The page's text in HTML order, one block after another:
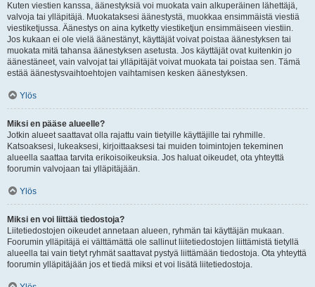
Kuten viestien kanssa, äänestyksiä voi muokata vain alkuperäinen lähettäjä,
valvoja tai ylläpitäjä. Muokataksesi äänestystä, muokkaa ensimmäistä viestiä
viestiketjussa. Äänestys on aina kytketty viestiketjun ensimmäiseen viestiin.
Jos kukaan ei ole vielä äänestänyt, käyttäjät voivat poistaa äänestyksen tai
muokata mitä tahansa äänestyksen asetusta. Jos käyttäjät ovat kuitenkin jo
äänestäneet, vain valvojat tai ylläpitäjät voivat muokata tai poistaa sen. Tämä
estää äänestysvaihtoehtojen vaihtamisen kesken äänestyksen.
Ylös
Miksi en pääse alueelle?
Jotkin alueet saattavat olla rajattu vain tietyille käyttäjille tai ryhmille.
Katsoaksesi, lukeaksesi, kirjoittaaksesi tai muiden toimintojen tekeminen
alueella saattaa tarvita erikoisoikeuksia. Jos haluat oikeudet, ota yhteyttä
foorumin valvojaan tai ylläpitäjään.
Ylös
Miksi en voi liittää tiedostoja?
Liitetiedostojen oikeudet annetaan alueen, ryhmän tai käyttäjän mukaan.
Foorumin ylläpitäjä ei välttämättä ole sallinut liitetiedostojen liittämistä tietyllä
alueella tai vain tietyt ryhmät saattavat pystyä liittämään tiedostoja. Ota yhteyttä
foorumin ylläpitäjään jos et tiedä miksi et voi lisätä liitetiedostoja.